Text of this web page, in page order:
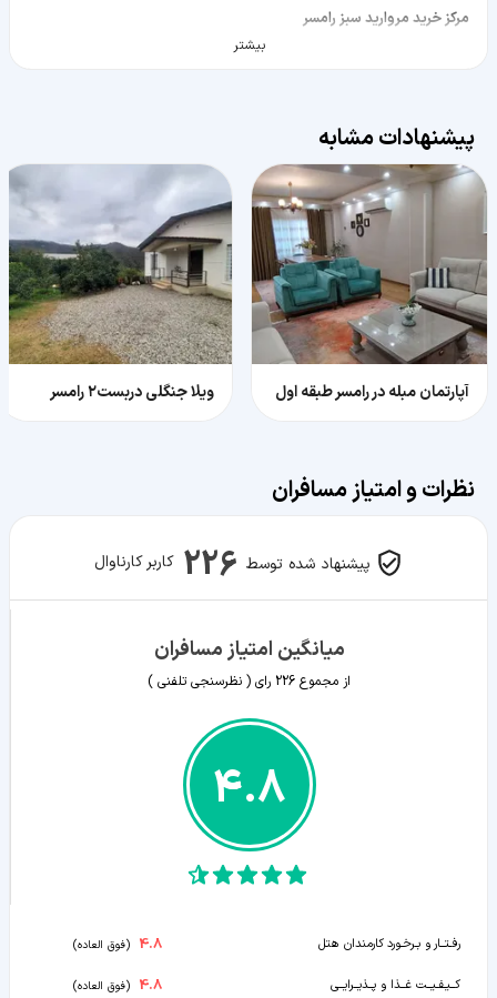
مرکز خرید مروارید سبز رامسر
بیشتر
پیشنهادات مشابه
آپارتمان مبله در رامسر طبقه اول ویلا جنگلی دربست۲ رامسر
نظرات و امتیاز مسافران
پیشنهاد شده توسط 226 کاربر کارناوال
میانگین امتیاز مسافران
از مجموع 226 رای ( نظرسنجی تلفنی )
4.8
رفـتــار و بـرخـورد کارمندان هتل 4.8
(فوق العاده)
کــیـفـیــت غــذا و پــذیــرایــی 4.8
(فوق العاده)